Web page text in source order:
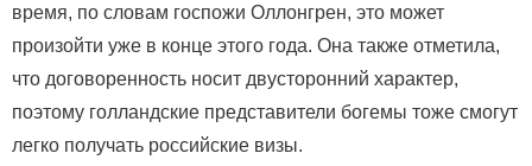
время, по словам госпожи Оллонгрен, это может
произойти уже в конце этого года. Она также отметила,
что договоренность носит двусторонний характер,
поэтому голландские представители богемы тоже смогут
легко получать российские визы.